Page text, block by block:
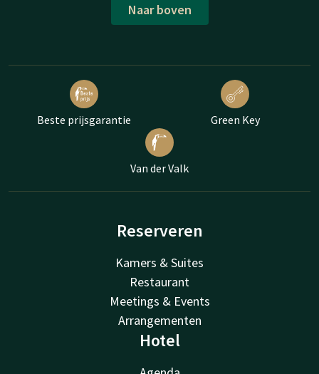
Naar boven
Beste prijsgarantie Green Key
Van der Valk
Reserveren
Kamers & Suites
Restaurant
Meetings & Events
Arrangementen
Hotel